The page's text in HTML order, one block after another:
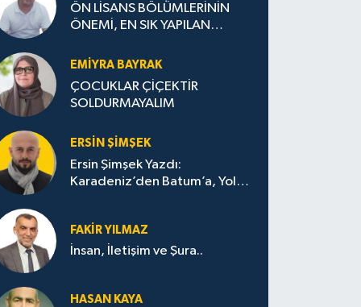
ÖN LİSANS BÖLÜMLERİNİN
ÖNEMİ, EN SIK YAPILAN
STRATEJİLERİ
EMIYRA BAYRAK
ÇOCUKLAR ÇİÇEKTİR
SOLDURMAYALIM
ERSIN ŞIMŞEK
Ersin Şimşek Yazdı:
Karadeniz’den Batum’a, Yolun
FAKIR YILMAZ
İnsan, İletişim ve Şura..
HASAN KAYA